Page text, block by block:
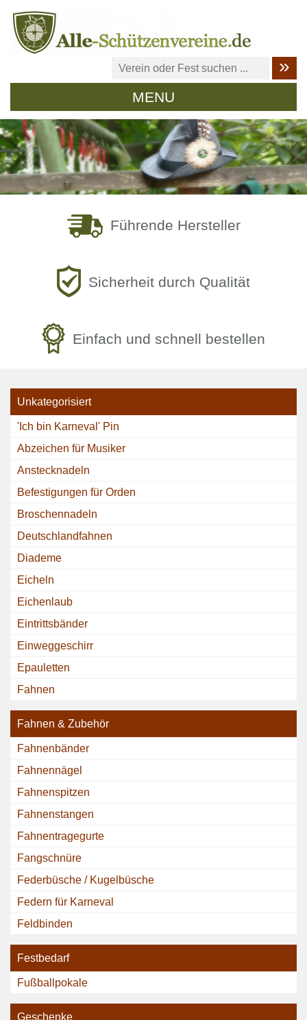
MENU
Führende Hersteller
Sicherheit durch Qualität
Einfach und schnell bestellen
Unkategorisiert
'Ich bin Karneval' Pin
Abzeichen für Musiker
Anstecknadeln
Befestigungen für Orden
Broschennadeln
Deutschlandfahnen
Diademe
Eicheln
Eichenlaub
Eintrittsbänder
Einweggeschirr
Epauletten
Fahnen
Fahnen & Zubehör
Fahnenbänder
Fahnennägel
Fahnenspitzen
Fahnenstangen
Fahnentragegurte
Fangschnüre
Federbüsche / Kugelbüsche
Federn für Karneval
Feldbinden
Festbedarf
Fußballpokale
Geschenke